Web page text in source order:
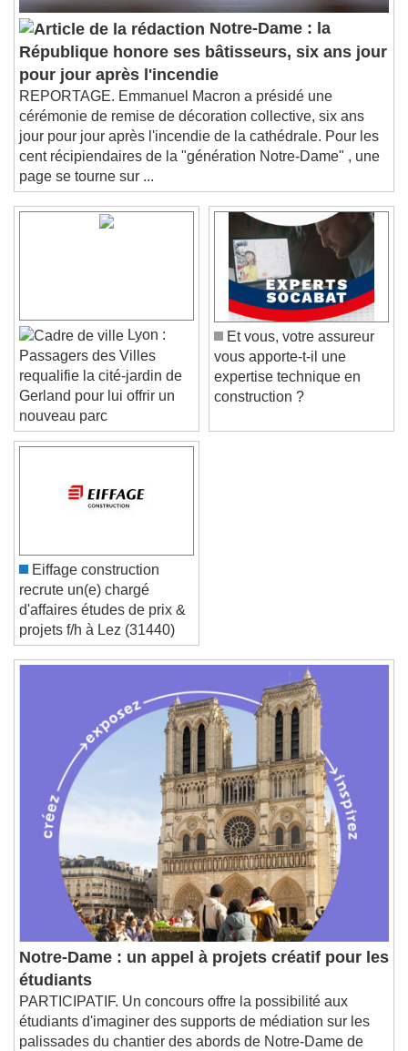
Picture-in-Picture
Fullscreen
This is a modal window.
Beginning of dialog window. Escape will cancel
and close the window.
Text
Color Opacity
Text Background
Color Opacity
Caption Area Background
Text Edge Style
Font Family
Reset
Done
Notre-Dame : la
République honore ses bâtisseurs, six ans jour
pour jour après l'incendie
REPORTAGE. Emmanuel Macron a présidé une
cérémonie de remise de décoration collective, six ans
jour pour jour après l'incendie de la cathédrale. Pour les
cent récipiendaires de la "génération Notre-Dame" , une
page se tourne sur ...
Lyon :
Passagers des Villes
requalifie la cité-jardin de
Gerland pour lui offrir un
nouveau parc
Et vous, votre assureur
vous apporte-t-il une
expertise technique en
construction ?
Eiffage construction
recrute un(e) chargé
d'affaires études de prix &
projets f/h à Lez (31440)
Notre-Dame : un appel à projets créatif pour les
étudiants
PARTICIPATIF. Un concours offre la possibilité aux
étudiants d'imaginer des supports de médiation sur les
palissades du chantier des abords de Notre-Dame de